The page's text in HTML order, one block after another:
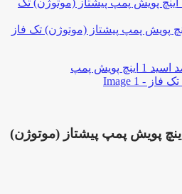
الکترو پمپ ضد اسید 1 اینچ پویش پمپ پیشتاز (موتوژن)